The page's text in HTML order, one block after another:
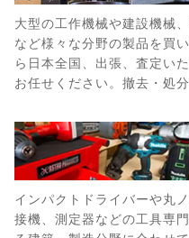
大型の工作機械や建設機械
など様々な分野の製品を買
ら日本全国、出張、査定い
お任せください。撤去・処
インパクトドライバーや丸
接機、測定器などの工具専